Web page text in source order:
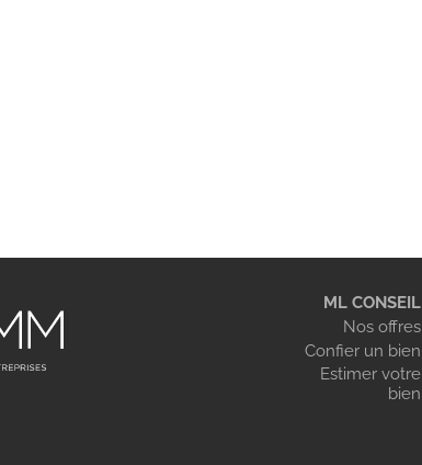
ML CONSEIL
Nos offres
Confier un bien
Estimer votre
bien